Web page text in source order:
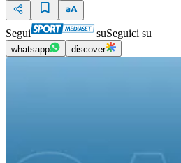
Segui suSeguici su
whatsapp discover